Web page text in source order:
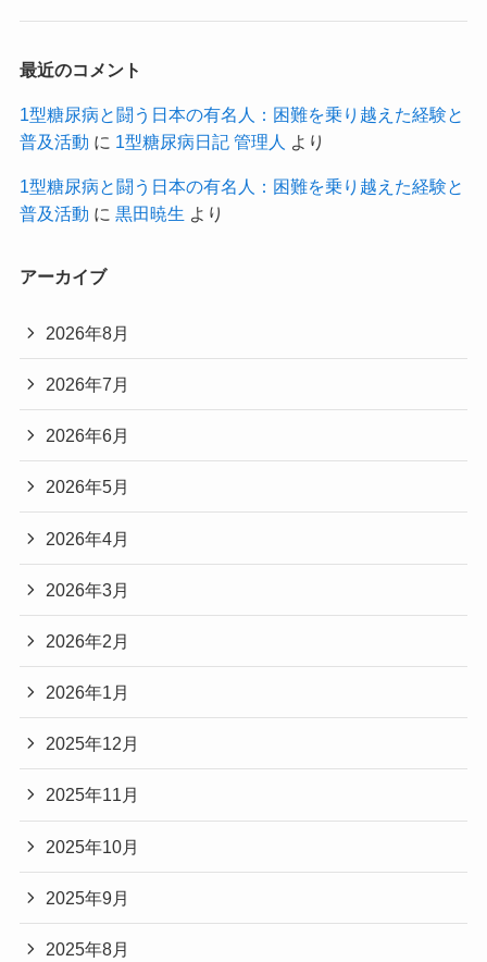
最近のコメント
1型糖尿病と闘う日本の有名人：困難を乗り越えた経験と
普及活動 に 1型糖尿病日記 管理人 より
1型糖尿病と闘う日本の有名人：困難を乗り越えた経験と
普及活動 に 黒田暁生 より
アーカイブ
2026年8月
2026年7月
2026年6月
2026年5月
2026年4月
2026年3月
2026年2月
2026年1月
2025年12月
2025年11月
2025年10月
2025年9月
2025年8月